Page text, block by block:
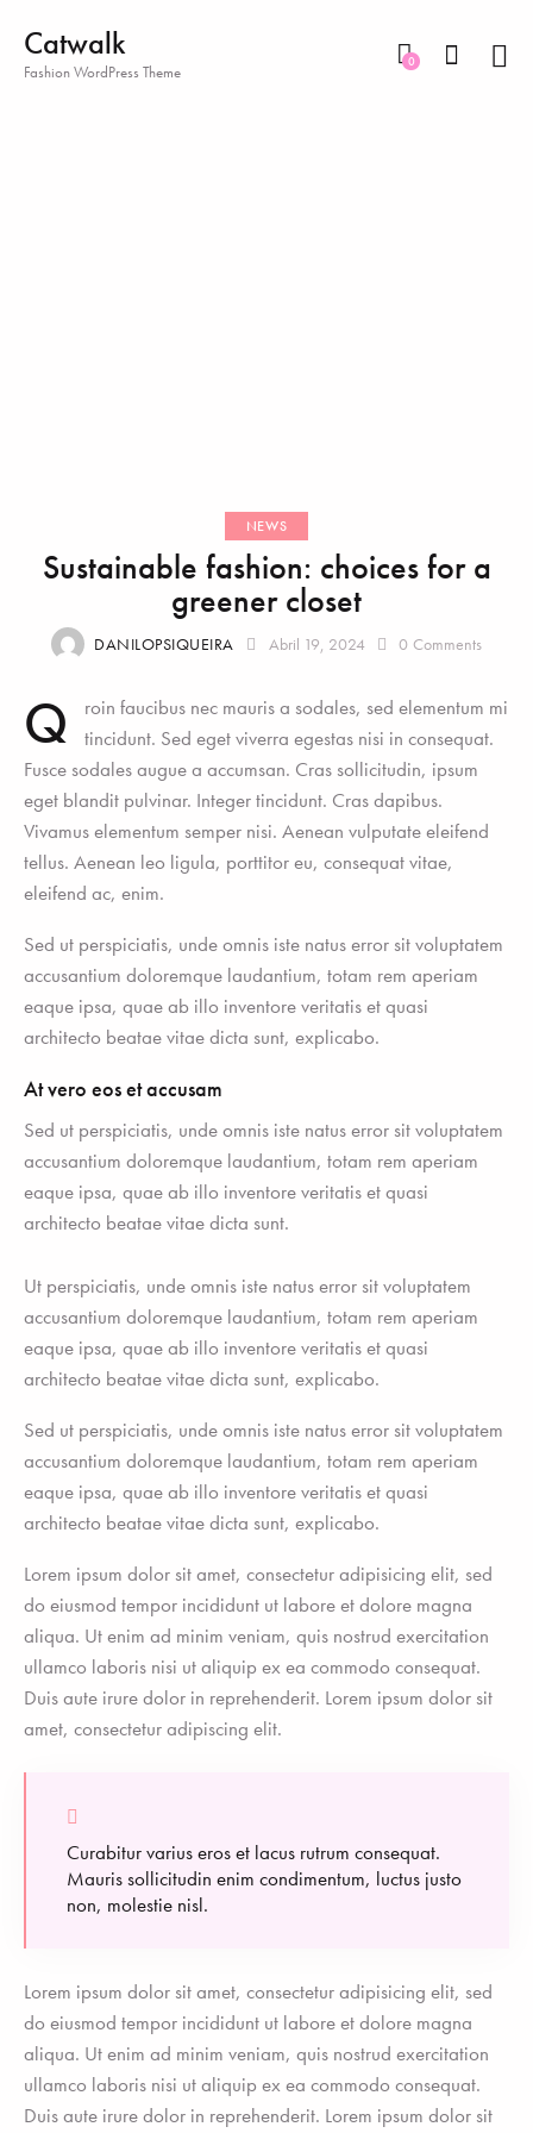
Catwalk
Fashion WordPress Theme
0
NEWS
Sustainable fashion: choices for a
greener closet
DANILOPSIQUEIRA Abril 19, 2024 0 Comments
Q
roin faucibus nec mauris a sodales, sed elementum mi
tincidunt. Sed eget viverra egestas nisi in consequat.
Fusce sodales augue a accumsan. Cras sollicitudin, ipsum
eget blandit pulvinar. Integer tincidunt. Cras dapibus.
Vivamus elementum semper nisi. Aenean vulputate eleifend
tellus. Aenean leo ligula, porttitor eu, consequat vitae,
eleifend ac, enim.
Sed ut perspiciatis, unde omnis iste natus error sit voluptatem
accusantium doloremque laudantium, totam rem aperiam
eaque ipsa, quae ab illo inventore veritatis et quasi
architecto beatae vitae dicta sunt, explicabo.
At vero eos et accusam
Sed ut perspiciatis, unde omnis iste natus error sit voluptatem
accusantium doloremque laudantium, totam rem aperiam
eaque ipsa, quae ab illo inventore veritatis et quasi
architecto beatae vitae dicta sunt.
Ut perspiciatis, unde omnis iste natus error sit voluptatem
accusantium doloremque laudantium, totam rem aperiam
eaque ipsa, quae ab illo inventore veritatis et quasi
architecto beatae vitae dicta sunt, explicabo.
Sed ut perspiciatis, unde omnis iste natus error sit voluptatem
accusantium doloremque laudantium, totam rem aperiam
eaque ipsa, quae ab illo inventore veritatis et quasi
architecto beatae vitae dicta sunt, explicabo.
Lorem ipsum dolor sit amet, consectetur adipisicing elit, sed
do eiusmod tempor incididunt ut labore et dolore magna
aliqua. Ut enim ad minim veniam, quis nostrud exercitation
ullamco laboris nisi ut aliquip ex ea commodo consequat.
Duis aute irure dolor in reprehenderit. Lorem ipsum dolor sit
amet, consectetur adipiscing elit.
Curabitur varius eros et lacus rutrum consequat.
Mauris sollicitudin enim condimentum, luctus justo
non, molestie nisl.
Lorem ipsum dolor sit amet, consectetur adipisicing elit, sed
do eiusmod tempor incididunt ut labore et dolore magna
aliqua. Ut enim ad minim veniam, quis nostrud exercitation
ullamco laboris nisi ut aliquip ex ea commodo consequat.
Duis aute irure dolor in reprehenderit. Lorem ipsum dolor sit